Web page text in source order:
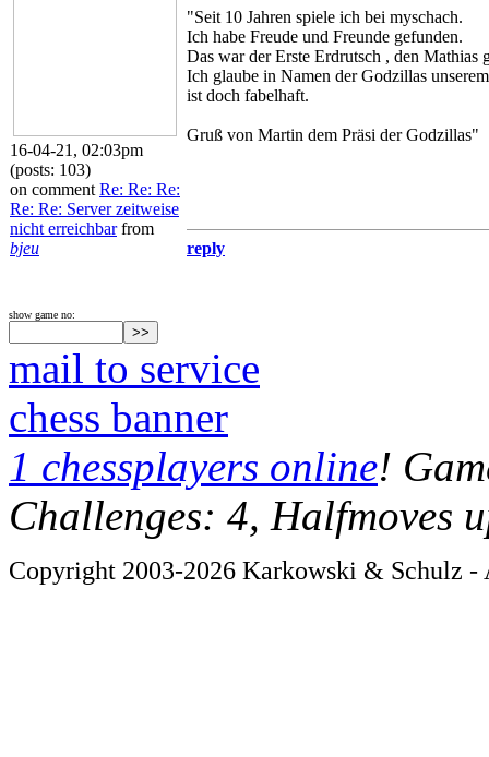
16-04-21, 02:03pm
(posts: 103)
on comment Re: Re: Re:
Re: Re: Server zeitweise
nicht erreichbarfrom
bjeu
"Seit 10 Jahren spiele ich bei myschach.
Ich habe Freude und Freunde gefunden.
Das war der Erste Erdrutsch , den Mathias
Ich glaube in Namen der Godzillas
ist doch fabelhaft.
Gruß von Martin dem Präsi der Godzillas"
reply
show game no:
mail to service
chess banner
1 chessplayers online!
Challenges: 4, Halfmoves
Copyright 2003-2026 Karkowski & Schulz